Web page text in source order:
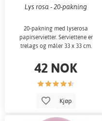
Lys rosa - 20-pakning
20-pakning med lyserosa
papirservietter. Serviettene er
trelags og måler 33 x 33 cm.
42 NOK
Kjøp